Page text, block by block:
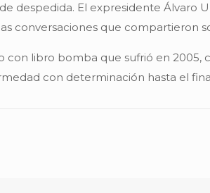
despedida. El expresidente Álvaro
conversaciones que compartieron
libro bomba que sufrió en 2005,
con determinación hasta el